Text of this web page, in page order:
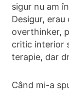
sigur nu am
Desigur,
overthinker,
critic interior
terapie, dar
Când mi-a